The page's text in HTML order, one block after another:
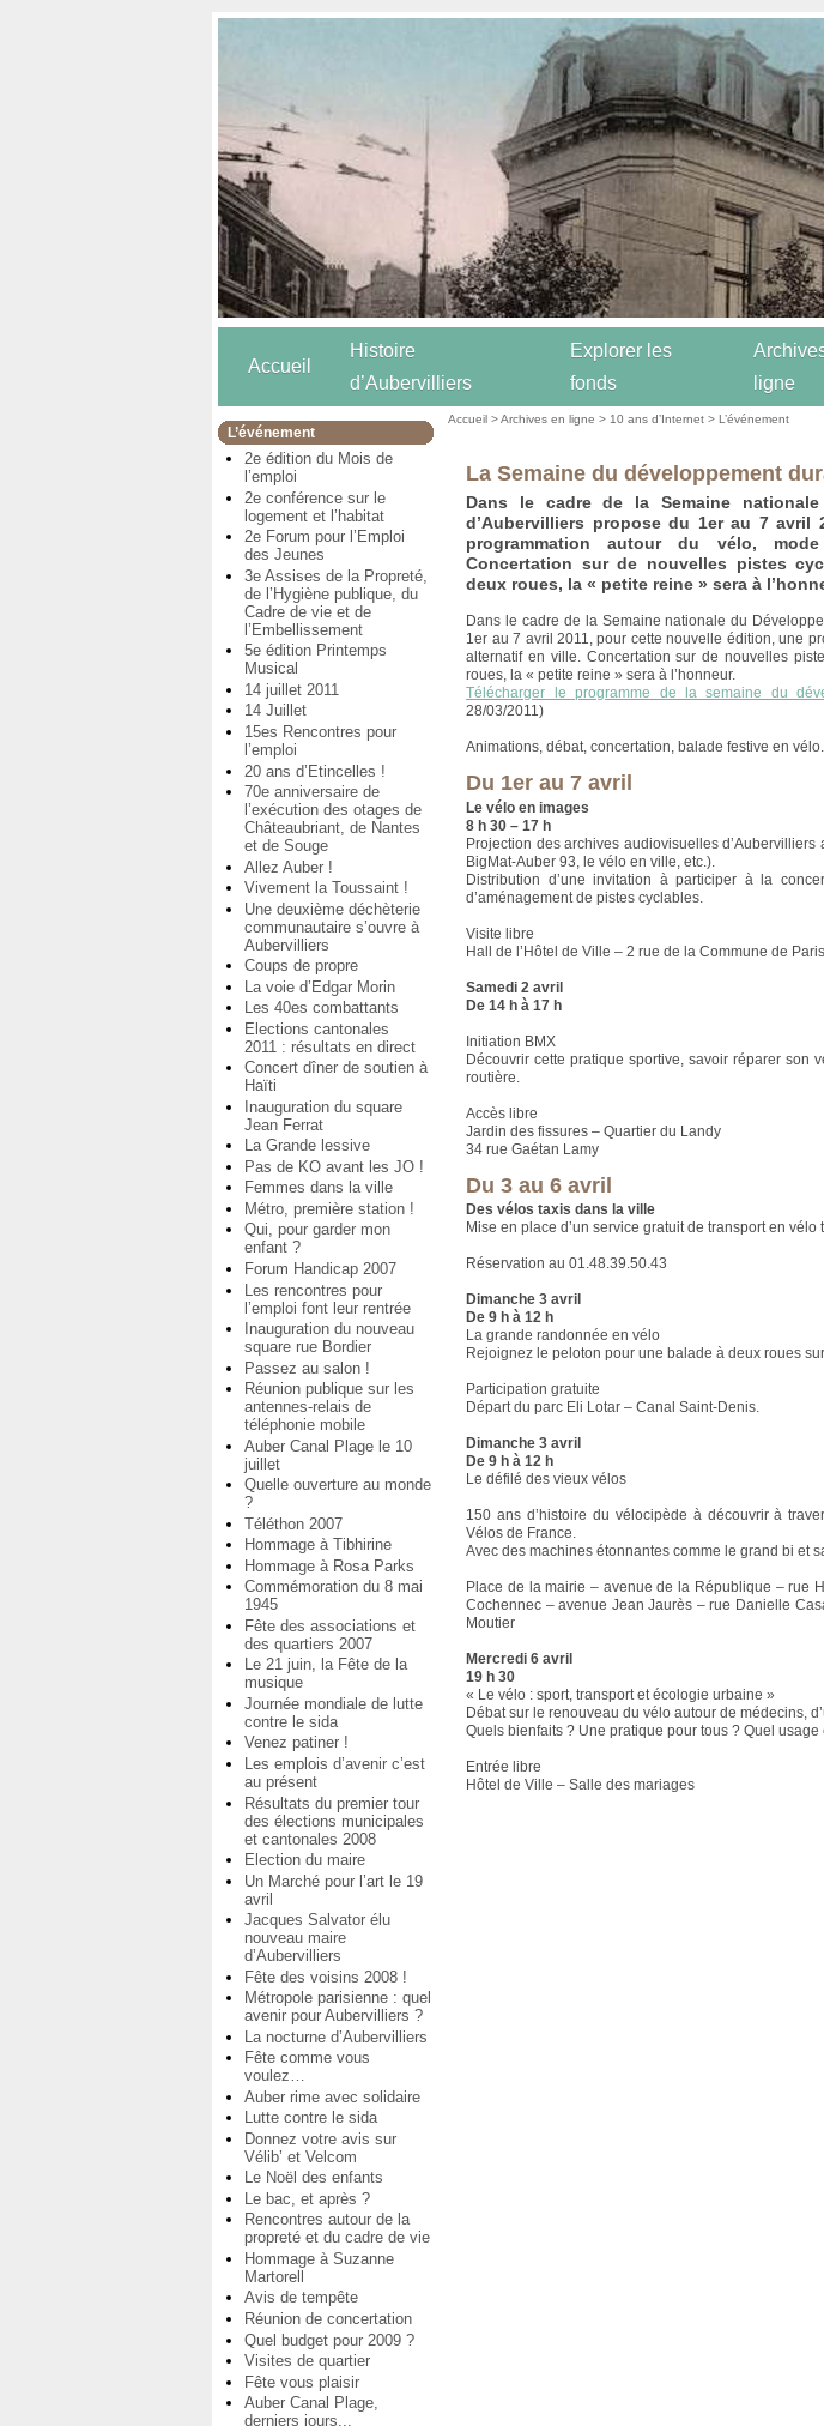
Accueil
Histoire
d’Aubervilliers
Explorer les
fonds
ligne
L’événement
2e édition du Mois de
l’emploi
2e conférence sur le
logement et l’habitat
2e Forum pour l’Emploi
des Jeunes
3e Assises de la Propreté,
de l’Hygiène publique, du
Cadre de vie et de
l’Embellissement
5e édition Printemps
Musical
14 juillet 2011
14 Juillet
15es Rencontres pour
l’emploi
20 ans d’Etincelles !
70e anniversaire de
l’exécution des otages de
Châteaubriant, de Nantes
et de Souge
Allez Auber !
Vivement la Toussaint !
Une deuxième déchèterie
communautaire s’ouvre à
Aubervilliers
Coups de propre
La voie d’Edgar Morin
Les 40es combattants
Elections cantonales
2011 : résultats en direct
Concert dîner de soutien à
Haïti
Inauguration du square
Jean Ferrat
La Grande lessive
Pas de KO avant les JO !
Femmes dans la ville
Métro, première station !
Qui, pour garder mon
enfant ?
Forum Handicap 2007
Les rencontres pour
l’emploi font leur rentrée
Inauguration du nouveau
square rue Bordier
Passez au salon !
Réunion publique sur les
antennes-relais de
téléphonie mobile
Auber Canal Plage le 10
juillet
Quelle ouverture au monde
?
Téléthon 2007
Hommage à Tibhirine
Hommage à Rosa Parks
Commémoration du 8 mai
1945
Fête des associations et
des quartiers 2007
Le 21 juin, la Fête de la
musique
Journée mondiale de lutte
contre le sida
Venez patiner !
Les emplois d’avenir c’est
au présent
Résultats du premier tour
des élections municipales
et cantonales 2008
Election du maire
Un Marché pour l’art le 19
avril
Jacques Salvator élu
nouveau maire
d’Aubervilliers
Fête des voisins 2008 !
Métropole parisienne : quel
avenir pour Aubervilliers ?
La nocturne d’Aubervilliers
Fête comme vous
voulez…
Auber rime avec solidaire
Lutte contre le sida
Donnez votre avis sur
Vélib’ et Velcom
Le Noël des enfants
Le bac, et après ?
Rencontres autour de la
propreté et du cadre de vie
Hommage à Suzanne
Martorell
Avis de tempête
Réunion de concertation
Quel budget pour 2009 ?
Visites de quartier
Fête vous plaisir
Auber Canal Plage,
derniers jours...
Accueil >Archives en ligne > 10 ans d’Internet >L’événement
La Semaine du développement
Dans le cadre de la Semaine
d’Aubervilliers propose du 1er au 7
programmation autour du vélo,
Concertation sur de nouvelles pistes
deux roues, la « petite reine » sera à
Dans le cadre de la Semaine nationale du
1er au 7 avril 2011, pour cette nouvelle édition, une
alternatif en ville. Concertation sur de nouvelles
roues, la « petite reine » sera à l’honneur.
Télécharger le programme de la semaine du
28/03/2011)
Animations, débat, concertation, balade festive en vélo.
Du 1er au 7 avril
Le vélo en images
8 h 30 – 17 h
Projection des archives audiovisuelles
BigMat-Auber 93, le vélo en ville, etc.).
Distribution d’une invitation à participer à la
d’aménagement de pistes cyclables.
Visite libre
Hall de l’Hôtel de Ville – 2 rue de la Commune de Paris
Samedi 2 avril
De 14 h à 17 h
Initiation BMX
Découvrir cette pratique sportive, savoir réparer son
routière.
Accès libre
Jardin des fissures – Quartier du Landy
34 rue Gaétan Lamy
Du 3 au 6 avril
Des vélos taxis dans la ville
Mise en place d’un service gratuit de transport en
Réservation au 01.48.39.50.43
Dimanche 3 avril
De 9 h à 12 h
La grande randonnée en vélo
Rejoignez le peloton pour une balade à deux roues
Participation gratuite
Départ du parc Eli Lotar – Canal Saint-Denis.
Dimanche 3 avril
De 9 h à 12 h
Le défilé des vieux vélos
150 ans d’histoire du vélocipède à découvrir à
Vélos de France.
Avec des machines étonnantes comme le grand bi et
Place de la mairie – avenue de la République – rue
Cochennec – avenue Jean Jaurès – rue Danielle
Moutier
Mercredi 6 avril
19 h 30
« Le vélo : sport, transport et écologie urbaine »
Débat sur le renouveau du vélo autour de médecins,
Quels bienfaits ? Une pratique pour tous ? Quel usage
Entrée libre
Hôtel de Ville – Salle des mariages